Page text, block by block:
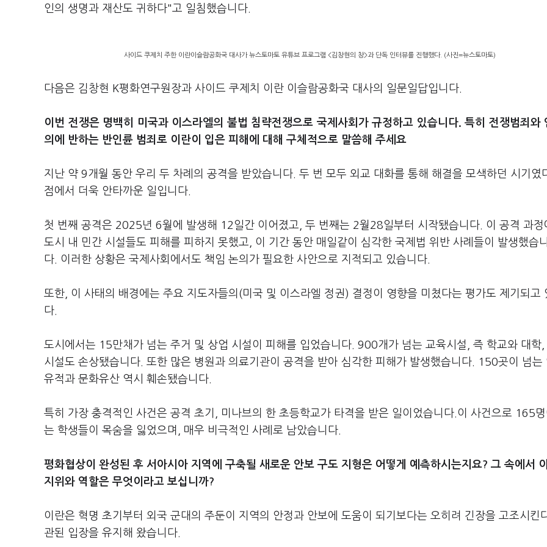
인의 생명과 재산도 귀하다"고 일침했습니다.
사이드 쿠제치 주한 이란이슬람공화국 대사가 뉴스토마토 유튜브 프로그램 <김창현의 창>과 단독 인터뷰를 진행했다. (사진=뉴스토마토)
다음은 김창현 K평화연구원장과 사이드 쿠제치 이란 이슬람공화국 대사의 일문일답입니다.
이번 전쟁은 명백히 미국과 이스라엘의 불법 침략전쟁으로 국제사회가 규정하고 있습니다. 특히 전쟁범죄와
의에 반하는 반인륜 범죄로 이란이 입은 피해에 대해 구체적으로 말씀해 주세요
지난 약 9개월 동안 우리 두 차례의 공격을 받았습니다. 두 번 모두 외교 대화를 통해 해결을 모색하던 시기였
점에서 더욱 안타까운 일입니다.
첫 번째 공격은 2025년 6월에 발생해 12일간 이어졌고, 두 번째는 2월28일부터 시작됐습니다. 이 공격 과정
도시 내 민간 시설들도 피해를 피하지 못했고, 이 기간 동안 매일같이 심각한 국제법 위반 사례들이 발생했습니
다. 이러한 상황은 국제사회에서도 책임 논의가 필요한 사안으로 지적되고 있습니다.
또한, 이 사태의 배경에는 주요 지도자들의(미국 및 이스라엘 정권) 결정이 영향을 미쳤다는 평가도 제기되고
다.
도시에서는 15만채가 넘는 주거 및 상업 시설이 피해를 입었습니다. 900개가 넘는 교육시설, 즉 학교와 대학,
시설도 손상됐습니다. 또한 많은 병원과 의료기관이 공격을 받아 심각한 피해가 발생했습니다. 150곳이 넘는
유적과 문화유산 역시 훼손됐습니다.
특히 가장 충격적인 사건은 공격 초기, 미나브의 한 초등학교가 타격을 받은 일이었습니다.이 사건으로 165명
는 학생들이 목숨을 잃었으며, 매우 비극적인 사례로 남았습니다.
평화협상이 완성된 후 서아시아 지역에 구축될 새로운 안보 구도 지형은 어떻게 예측하시는지요? 그 속에서
지위와 역할은 무엇이라고 보십니까?
이란은 혁명 초기부터 외국 군대의 주둔이 지역의 안정과 안보에 도움이 되기보다는 오히려 긴장을 고조시킨
관된 입장을 유지해 왔습니다.